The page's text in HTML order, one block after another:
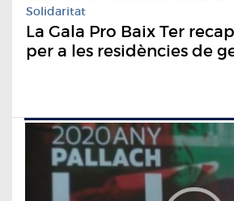
Solidaritat
La Gala Pro Baix Ter
per a les residències de